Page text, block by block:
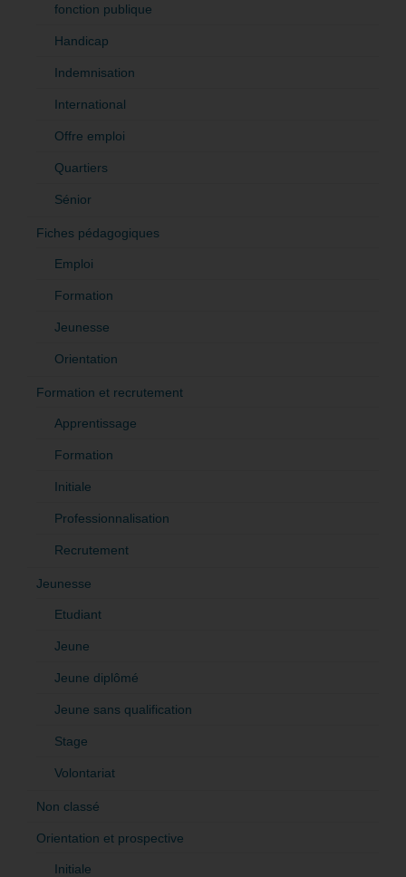
fonction publique
Handicap
Indemnisation
International
Offre emploi
Quartiers
Sénior
Fiches pédagogiques
Emploi
Formation
Jeunesse
Orientation
Formation et recrutement
Apprentissage
Formation
Initiale
Professionnalisation
Recrutement
Jeunesse
Etudiant
Jeune
Jeune diplômé
Jeune sans qualification
Stage
Volontariat
Non classé
Orientation et prospective
Initiale